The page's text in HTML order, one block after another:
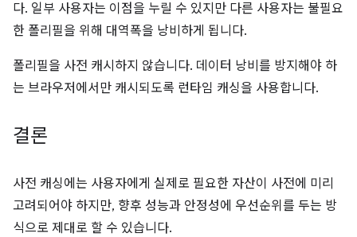
다. 일부 사용자는 이점을 누릴 수 있지만 다른 사용자는 불필요
한 폴리필을 위해 대역폭을 낭비하게 됩니다.
폴리필을 사전 캐시하지 않습니다. 데이터 낭비를 방지해야 하
는 브라우저에서만 캐시되도록 런타임 캐싱을 사용합니다.
결론
사전 캐싱에는 사용자에게 실제로 필요한 자산이 사전에 미리
고려되어야 하지만, 향후 성능과 안정성에 우선순위를 두는 방
식으로 제대로 할 수 있습니다.